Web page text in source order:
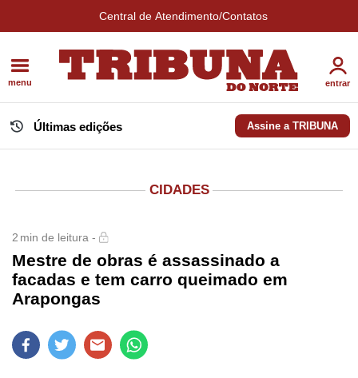
Central de Atendimento/Contatos
menu entrar
Últimas edições Assine a TRIBUNA
CIDADES
2 min de leitura -
Mestre de obras é assassinado a
facadas e tem carro queimado em
Arapongas